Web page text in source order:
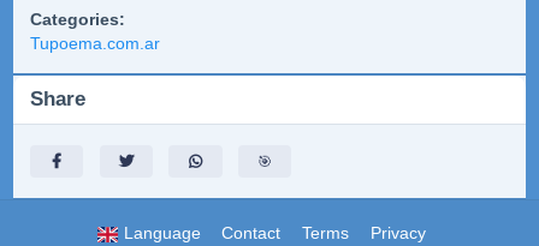
Categories:
Tupoema.com.ar
Share
🎯
Language Contact Terms Privacy